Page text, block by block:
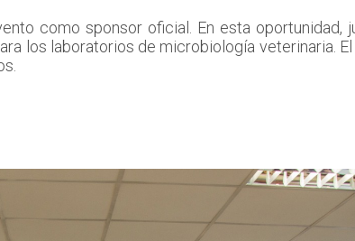
como sponsor oficial. En esta oportunidad,
los laboratorios de microbiología veterinaria.